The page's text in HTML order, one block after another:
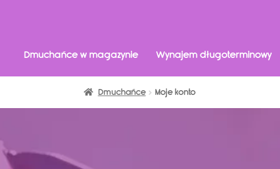
Dmuchańce w magazynie Wynajem długoterminowy
Dmuchańce Moje konto